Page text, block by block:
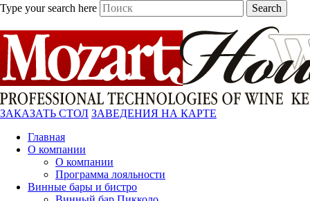
Type your search here Search
ЗАКАЗАТЬ СТОЛ ЗАВЕДЕНИЯ НА КАРТЕ
Главная
О компании
О компании
Программа лояльности
Винные бары и бистро